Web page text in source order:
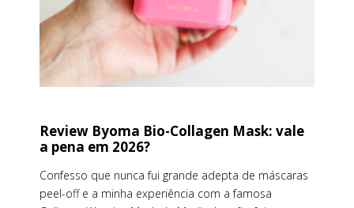
Review Byoma Bio-Collagen Mask: vale
a pena em 2026?
Confesso que nunca fui grande adepta de máscaras
peel-off e a minha experiência com a famosa